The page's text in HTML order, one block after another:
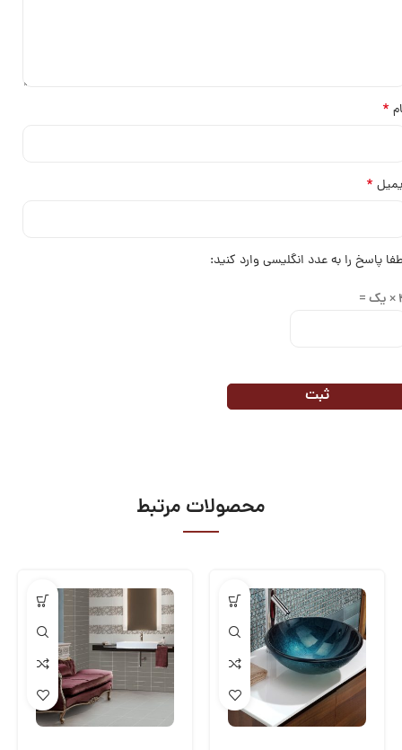
*
*
پاسخ را به عدد انگلیسی وارد کنید:
=
محصولات مرتبط